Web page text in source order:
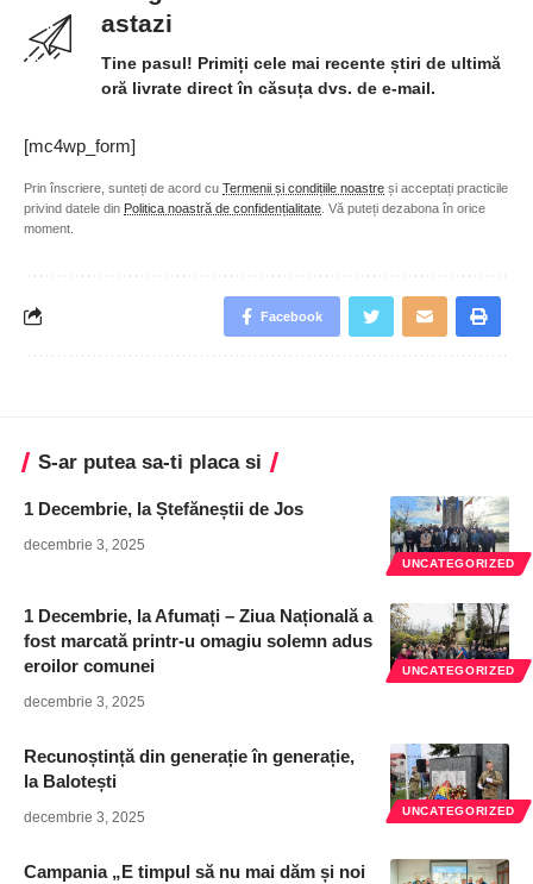
astazi
Tine pasul! Primiți cele mai recente știri de ultimă
oră livrate direct în căsuța dvs. de e-mail.
[mc4wp_form]
Prin înscriere, sunteți de acord cu Termenii și condițiile noastre și acceptați practicile
privind datele din Politica noastră de confidențialitate . Vă puteți dezabona în orice
moment.
Facebook
S-ar putea sa-ti placa si
UNCATEGORIZED
1 Decembrie, la Ștefăneștii de Jos
decembrie 3, 2025
UNCATEGORIZED
1 Decembrie, la Afumați – Ziua Națională a
fost marcată printr-u omagiu solemn adus
eroilor comunei
decembrie 3, 2025
UNCATEGORIZED
Recunoștință din generație în generație,
la Balotești
decembrie 3, 2025
Campania „E timpul să nu mai dăm și noi